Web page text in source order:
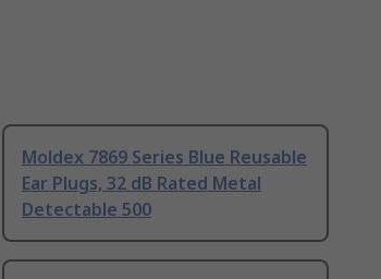
Moldex 7869 Series Blue Reusable
Ear Plugs, 32 dB Rated Metal
Detectable 500